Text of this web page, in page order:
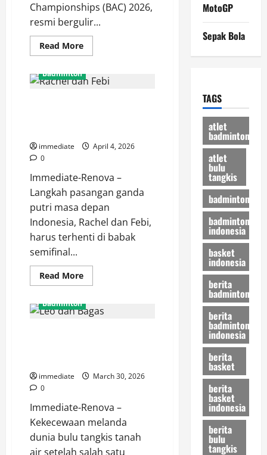
Championships (BAC) 2026,
resmi bergulir...
Read MoreRead
more
BAC
2026:
21-
7
UEA
Laga
Pembuka
Badminton
immediate
April 4, 2026
0
Immediate-Renova –
Langkah pasangan ganda
putri masa depan
Indonesia, Rachel dan Febi,
harus terhenti di babak
semifinal...
Read MoreRead
more
Paksa
Rubber
Semifinal
Orleans
Badminton
immediate
March 30, 2026
0
Immediate-Renova –
Kekecewaan melanda
dunia bulu tangkis tanah
air setelah salah satu
MotoGP
Sepak Bola
TAGS
atlet
badminton
atlet
bulu
tangkis
badminton
badminton
indonesia
basket
indonesia
berita
badminton
berita
badminton
indonesia
berita
basket
berita
basket
indonesia
berita
bulu
tangkis